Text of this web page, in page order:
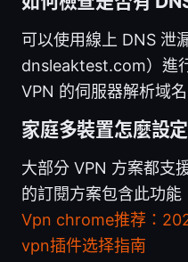
可以使用線上 DNS 泄
dnsleaktest.com）進
VPN 的伺服器解析域
家庭多裝置怎麼設
大部分 VPN 方案都支
的訂閱方案包含此功能
Vpn chrome推荐：
vpn插件选择指南